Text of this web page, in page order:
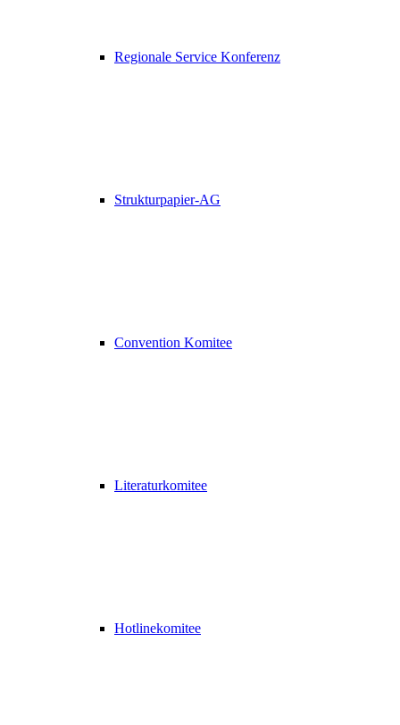
Regionale Service Konferenz
Strukturpapier-AG
Convention Komitee
Literaturkomitee
Hotlinekomitee